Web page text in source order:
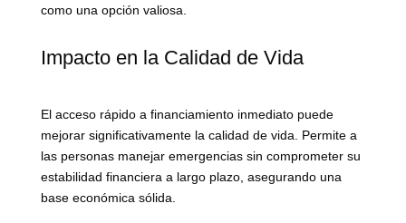
como una opción valiosa.
Impacto en la Calidad de Vida
El acceso rápido a financiamiento inmediato puede
mejorar significativamente la calidad de vida. Permite a
las personas manejar emergencias sin comprometer su
estabilidad financiera a largo plazo, asegurando una
base económica sólida.